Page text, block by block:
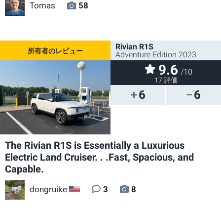
Tomas 58
6 6
Rivian R1S
Adventure Edition 2023
9.6 /10
17 評価
The Rivian R1S is Essentially a Luxurious
Electric Land Cruiser. . .Fast, Spacious, and
Capable.
dongruike US 3 8